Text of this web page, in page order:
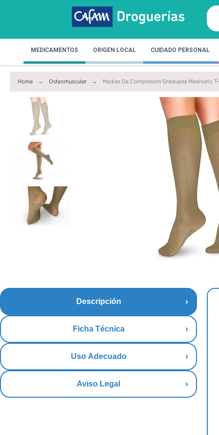
MEDICAMENTOS ORIGEN LOCAL CUIDADO PERSONAL
Home Osteomuscular Medias De Compresion Graduada Medivaric
Descripción
Ficha Técnica
Uso Adecuado
Aviso Legal